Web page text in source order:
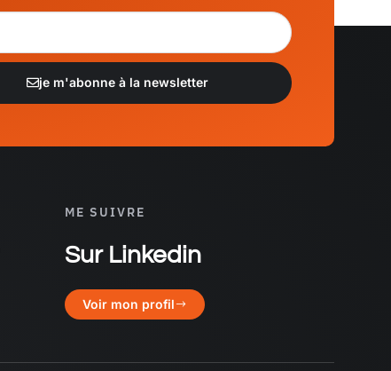
je m'abonne à la newsletter
ME SUIVRE
Sur Linkedin
Voir mon profil